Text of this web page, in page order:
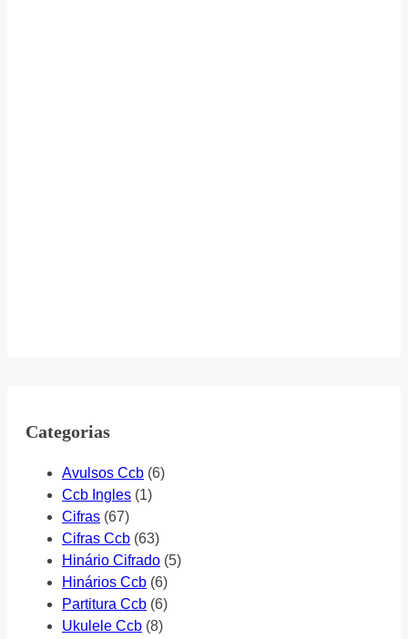
Categorias
Avulsos Ccb (6)
Ccb Ingles (1)
Cifras (67)
Cifras Ccb (63)
Hinário Cifrado (5)
Hinários Ccb (6)
Partitura Ccb (6)
Ukulele Ccb (8)